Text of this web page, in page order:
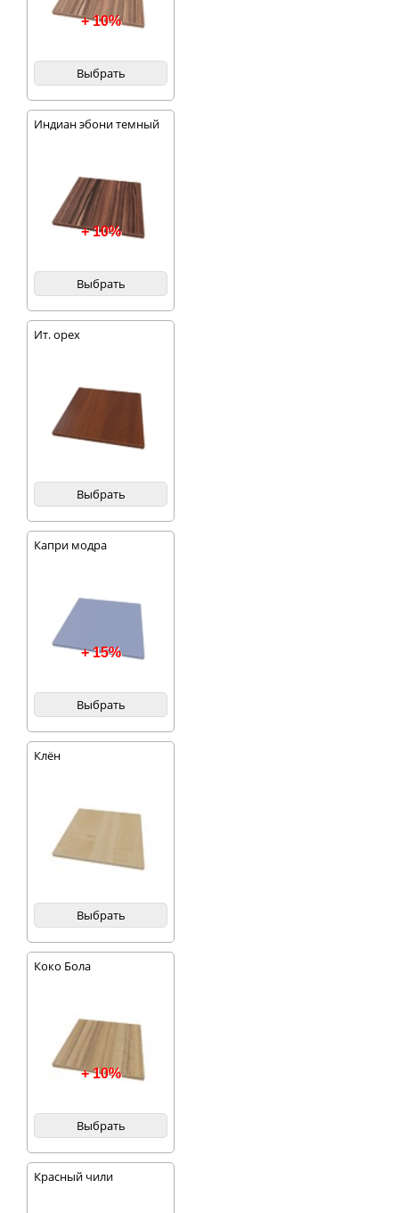
+ 10%
Выбрать
Индиан эбони темный
+ 10%
Выбрать
Ит. орех
Выбрать
Капри модра
+ 15%
Выбрать
Клён
Выбрать
Коко Бола
+ 10%
Выбрать
Красный чили